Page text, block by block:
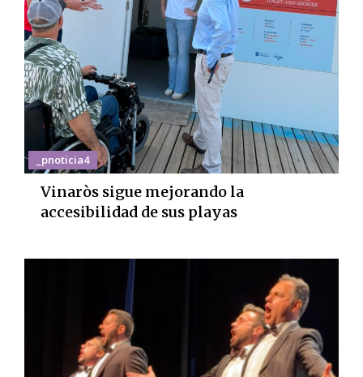
_pnoticia4
Vinaròs sigue mejorando la
accesibilidad de sus playas